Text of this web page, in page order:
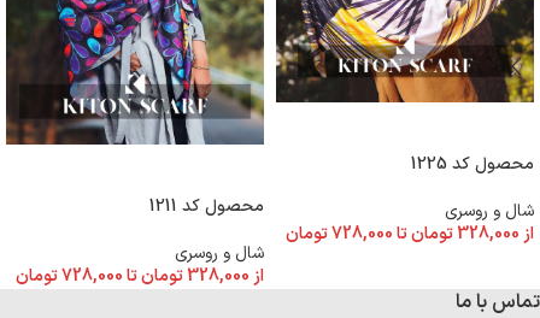
محصول کد 1225
شال و روسری
از 328,000تومانتا728,000تومان
محصول کد 1211
شال و روسری
از 328,000تومانتا728,000تومان
تماس با ما